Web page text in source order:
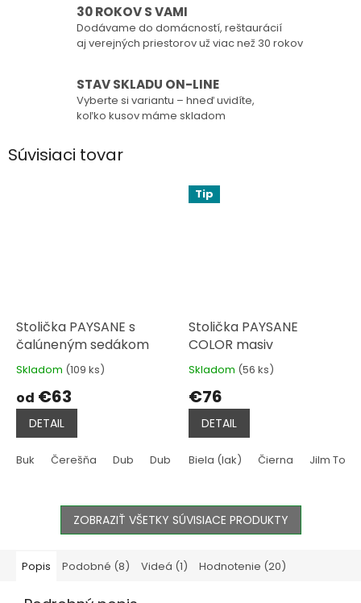
30 ROKOV S VAMI
Dodávame do domácností, reštaurácií
aj verejných priestorov už viac než 30 rokov
STAV SKLADU ON-LINE
Vyberte si variantu – hneď uvidíte,
koľko kusov máme skladom
Súvisiaci tovar
Stolička PAYSANE s
čalúneným sedákom
Priemerné
produktu
je
4,8
z
5
hviezdičiek.
Skladom (109 ks)
od €63
DETAIL
Buk Čerešňa Dub Dub Sonoma Jelša Tmavo hnedá
Tip
Stolička PAYSANE
COLOR masiv
Priemerné
produktu
je
4,8
z
5
hviezdičiek.
Skladom (56 ks)
€76
DETAIL
Biela (lak) Čierna Jilm
ZOBRAZIŤ VŠETKY SÚVISIACE PRODUKTY
Popis Podobné (8) Videá (1) Hodnotenie (20)